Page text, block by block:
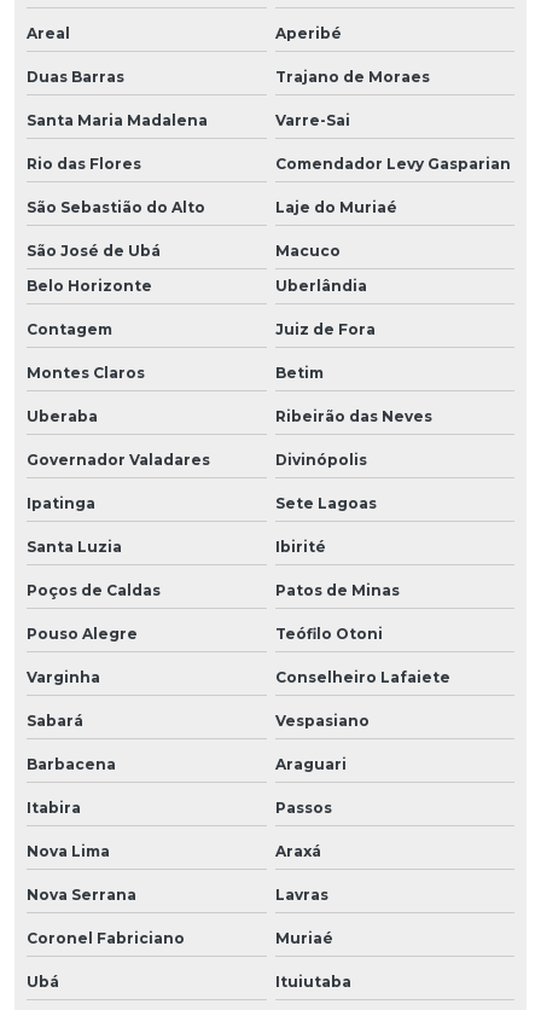
Areal Aperibé
Duas Barras Trajano de Moraes
Santa Maria Madalena Varre-Sai
Rio das Flores Comendador Levy Gasparian
São Sebastião do Alto Laje do Muriaé
São José de Ubá
Macuco
Belo Horizonte
Uberlândia
Contagem Juiz de Fora
Montes Claros Betim
Uberaba Ribeirão das Neves
Governador Valadares Divinópolis
Ipatinga Sete Lagoas
Santa Luzia Ibirité
Poços de Caldas Patos de Minas
Pouso Alegre Teófilo Otoni
Varginha Conselheiro Lafaiete
Sabará Vespasiano
Barbacena Araguari
Itabira Passos
Nova Lima Araxá
Nova Serrana Lavras
Coronel Fabriciano Muriaé
Ubá Ituiutaba